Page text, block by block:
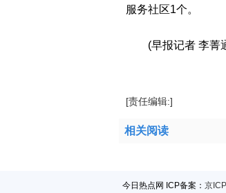
服务社区1个。
(早报记者 李菁
[责任编辑:]
相关阅读
今日热点网 ICP备案： 京